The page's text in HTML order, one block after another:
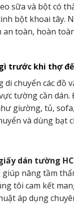
sữa và bột có
bột khoai tây.
an toàn, hoàn
trước khi thợ
di chuyển các đồ
tường cần
giường, tủ,
và dùng bạt
dán tường
nâng tầm
tôi cam kết
áp dụng